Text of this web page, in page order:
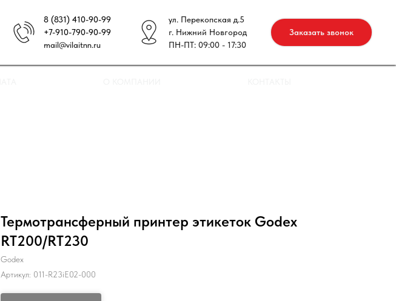
8 (831) 410-90-99
+7-910-790-90-99
mail@vilaitnn.ru
ул. Перекопская д.5
г. Нижний Новгород
ПН-ПТ: 09:00 - 17:30
Заказать звонок
Термотрансферный принтер этикеток Godex
RT200/RT230
Godex
Артикул: 011-R23iE02-000